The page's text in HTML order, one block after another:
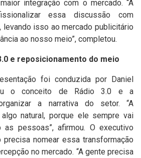
integração com o mercado. “A
essa discussão com
levando isso ao mercado publicitário
ao nosso meio”, completou.
e reposicionamento do meio
foi conduzida por Daniel
o conceito de Rádio 3.0 e a
a narrativa do setor. “A
natural, porque ele sempre vai
pessoas”, afirmou. O executivo
nomear essa transformação
no mercado. “A gente precisa